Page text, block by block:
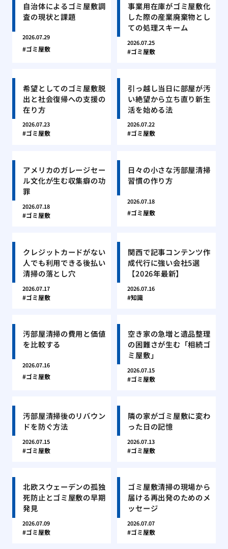
自治体によるゴミ屋敷調
査の現状と課題
2026.07.29
ゴミ屋敷
事業用在庫がゴミ屋敷化
した際の産業廃棄物とし
ての処理スキーム
2026.07.25
ゴミ屋敷
希望としてのゴミ屋敷脱
出と社会復帰への支援の
在り方
2026.07.23
ゴミ屋敷
引っ越し当日に部屋が汚
い絶望から立ち直り新生
活を始める法
2026.07.22
ゴミ屋敷
アメリカのガレージセー
ル文化が生む収集癖の功
罪
2026.07.18
ゴミ屋敷
日々の小さな汚部屋清掃
習慣の作り方
2026.07.18
ゴミ屋敷
クレジットカードがない
人でも利用できる後払い
清掃の落とし穴
2026.07.17
ゴミ屋敷
関西で記事コンテンツ作
成代行に強い会社5選
【2026年最新】
2026.07.16
知識
汚部屋清掃の費用と価値
を比較する
2026.07.16
ゴミ屋敷
空き家の急増と遺品整理
の困難さが生む「相続ゴ
ミ屋敷」
2026.07.15
ゴミ屋敷
汚部屋清掃後のリバウン
ドを防ぐ方法
2026.07.15
ゴミ屋敷
隣の家がゴミ屋敷に変わ
った日の記憶
2026.07.13
ゴミ屋敷
北欧スウェーデンの孤独
死防止とゴミ屋敷の早期
発見
2026.07.09
ゴミ屋敷
ゴミ屋敷清掃の現場から
届ける再出発のためのメ
ッセージ
2026.07.07
ゴミ屋敷